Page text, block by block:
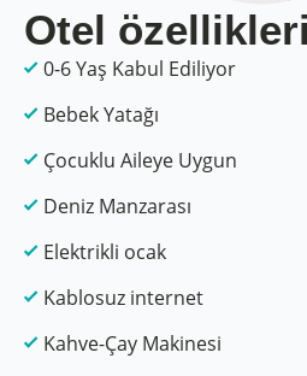
Otel özellikleri
0-6 Yaş Kabul Ediliyor
Bebek Yatağı
Çocuklu Aileye Uygun
Deniz Manzarası
Elektrikli ocak
Kablosuz internet
Kahve-Çay Makinesi